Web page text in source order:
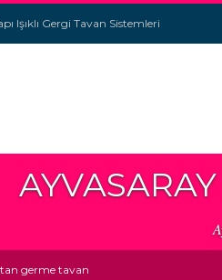
Işıklı Gergi Tavan Sistemleri
germe tavan